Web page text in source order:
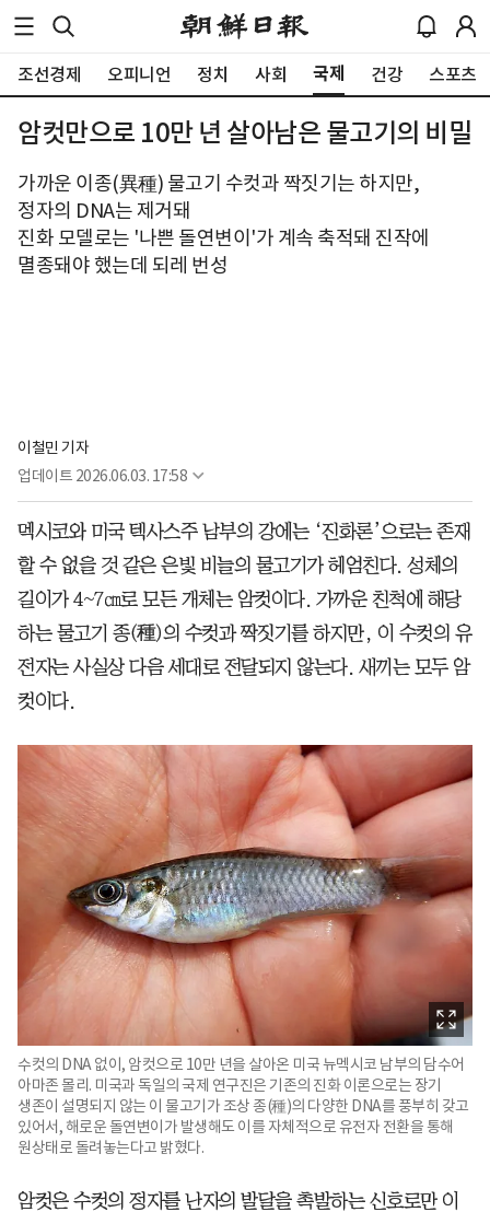
조선경제 오피니언 정치 사회 국제 건강 스포츠
암컷만으로 10만 년 살아남은 물고기의 비밀
가까운 이종(異種) 물고기 수컷과 짝짓기는 하지만,
정자의 DNA는 제거돼
진화 모델로는 '나쁜 돌연변이'가 계속 축적돼 진작에
멸종돼야 했는데 되레 번성
이철민 기자
업데이트 2026.06.03. 17:58
멕시코와 미국 텍사스주 남부의 강에는 ‘진화론’으로는 존재
할 수 없을 것 같은 은빛 비늘의 물고기가 헤엄친다. 성체의
길이가 4~7㎝로 모든 개체는 암컷이다. 가까운 친척에 해당
하는 물고기 종(種)의 수컷과 짝짓기를 하지만, 이 수컷의 유
전자는 사실상 다음 세대로 전달되지 않는다. 새끼는 모두 암
컷이다.
수컷의 DNA 없이, 암컷으로 10만 년을 살아온 미국 뉴멕시코 남부의 담수어
아마존 몰리. 미국과 독일의 국제 연구진은 기존의 진화 이론으로는 장기
생존이 설명되지 않는 이 물고기가 조상 종(種)의 다양한 DNA를 풍부히 갖고
있어서, 해로운 돌연변이가 발생해도 이를 자체적으로 유전자 전환을 통해
원상태로 돌려놓는다고 밝혔다.
암컷은 수컷의 정자를 난자의 발달을 촉발하는 신호로만 이